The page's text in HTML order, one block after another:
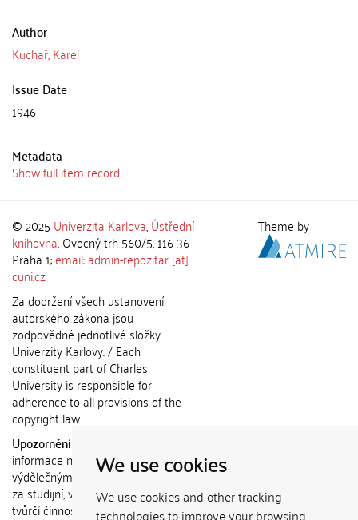
We use cookies
We use cookies and other tracking
technologies to improve your browsing
Author
Kuchař, Karel
Issue Date
1946
Metadata
Show full item record
© 2025 Univerzita Karlova,Ústřední
knihovna, Ovocný trh 560/5, 116 36
Praha 1;email: admin-repozitar [at]
cuni.cz
Za dodržení všech ustanovení
autorského zákona jsou
zodpovědné jednotlivé složky
Univerzity Karlovy. / Each
constituent part of Charles
University is responsible for
adherence to all provisions of the
copyright law.
Upozornění / Notice:
informace nemohou být použity k
výdělečným účelům nebo vydávány
za studijní, vědeckou nebo jinou
tvůrčí činnost jiné osoby než autora.
Theme by